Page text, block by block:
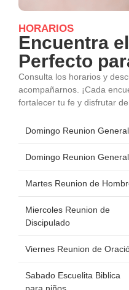
HORARIOS
Encuentra
Perfecto
Consulta los horarios y
acompañarnos. ¡Cada
fortalecer tu fe y disfrutar
Domingo Reunion General
Domingo Reunion General
Martes Reunion de
Miercoles Reunion de
Discipulado
Viernes Reunion de
Sabado Escuelita Biblica